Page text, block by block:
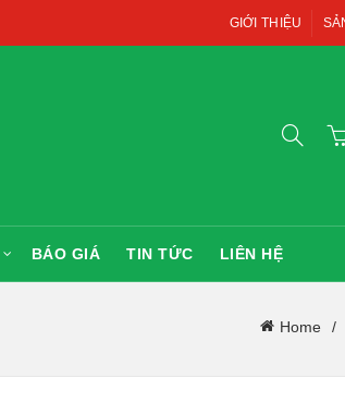
GIỚI THIỆU
BÁO GIÁ TIN TỨC LIÊN HỆ
Home